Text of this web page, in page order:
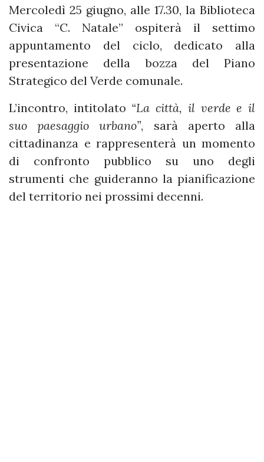
Mercoledì 25 giugno, alle 17.30, la Biblioteca
Civica “C. Natale” ospiterà il settimo
appuntamento del ciclo, dedicato alla
presentazione della bozza del Piano
Strategico del Verde comunale.
L’incontro, intitolato “La città, il verde e il
suo paesaggio urbano”, sarà aperto alla
cittadinanza e rappresenterà un momento
di confronto pubblico su uno degli
strumenti che guideranno la pianificazione
del territorio nei prossimi decenni.